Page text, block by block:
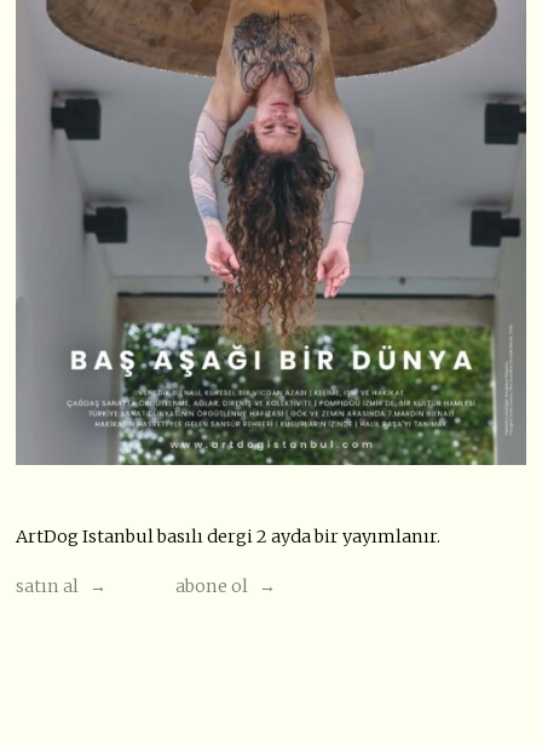
ArtDog Istanbul basılı dergi 2 ayda bir yayımlanır.
satın al → abone ol →